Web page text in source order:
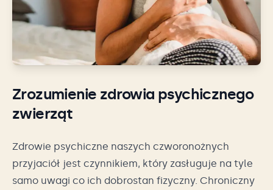
Zrozumienie zdrowia psychicznego
zwierząt
Zdrowie psychiczne naszych czworonożnych
przyjaciół jest czynnikiem, który zasługuje na tyle
samo uwagi co ich dobrostan fizyczny. Chroniczny